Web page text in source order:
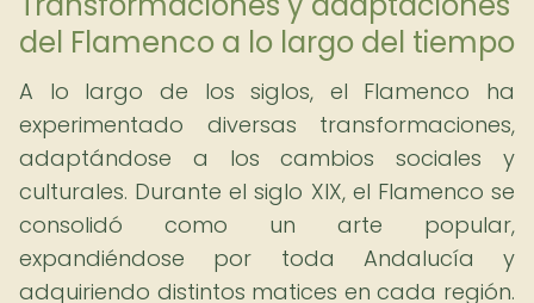
del Flamenco a lo largo del tiempo
A lo largo de los siglos, el Flamenco ha
experimentado diversas transformaciones,
adaptándose a los cambios sociales y
culturales. Durante el siglo XIX, el Flamenco se
consolidó como un arte popular,
expandiéndose por toda Andalucía y
adquiriendo distintos matices en cada región.